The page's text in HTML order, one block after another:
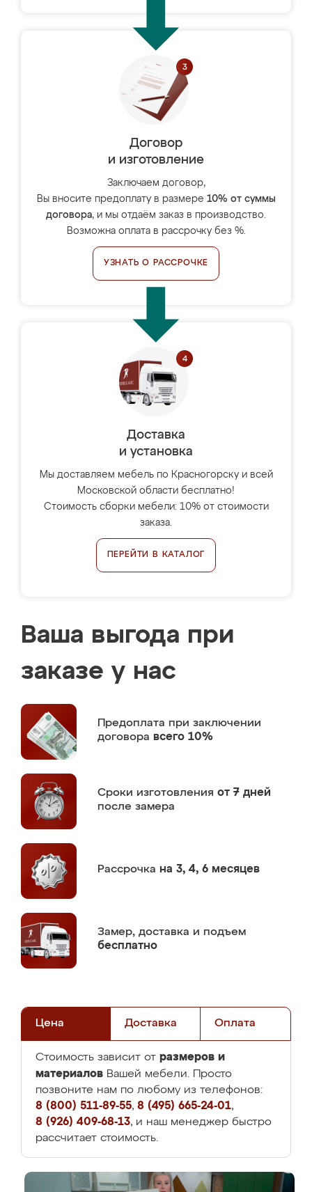
Договор
и изготовление
Заключаем договор,
Вы вносите предоплату в размере 10% от суммы
договора, и мы отдаём заказ в производство.
Возможна оплата в рассрочку без %.
УЗНАТЬ О РАССРОЧКЕ
Доставка
и установка
Мы доставляем мебель по Красногорску и всей
Московской области бесплатно!
Стоимость сборки мебели: 10% от стоимости
заказа.
ПЕРЕЙТИ В КАТАЛОГ
Ваша выгода при
заказе у нас
Предоплата при заключении
договора всего 10%
Сроки изготовления от 7 дней
после замера
Рассрочка на 3, 4, 6 месяцев
Замер, доставка и подъем
бесплатно
Цена Доставка Оплата
Стоимость зависит от размеров и
материалов Вашей мебели. Просто
позвоните нам по любому из телефонов:
8 (800) 511-89-55, 8 (495) 665-24-01,
8 (926) 409-68-13, и наш менеджер быстро
рассчитает стоимость.